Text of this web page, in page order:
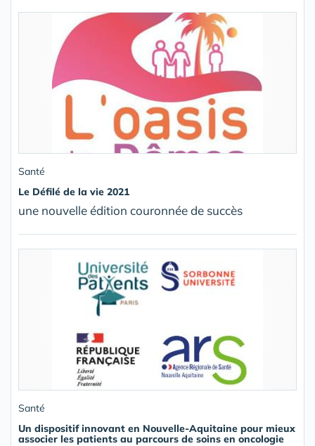
Santé
Le Défilé de la vie 2021
une nouvelle édition couronnée de succès
Santé
Un dispositif innovant en Nouvelle-Aquitaine pour mieux
associer les patients au parcours de soins en oncologie